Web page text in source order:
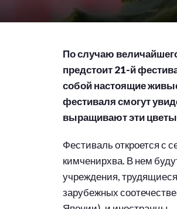
По случаю
предстоит 21-й
собой настоящие
фестиваля смогут
выращивают эти
Фестиваль откроется с
кимченирхва. В нем
учреждения,
зарубежных